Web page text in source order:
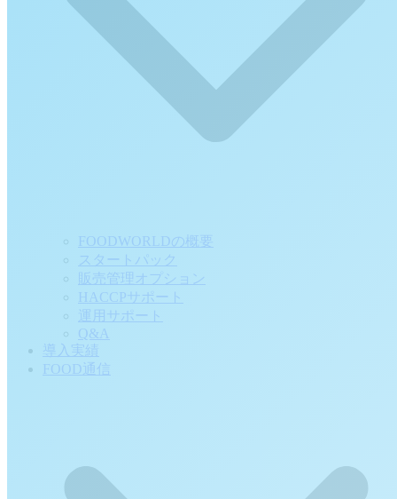
FOODWORLDの概要
スタートパック
販売管理オプション
HACCPサポート
運用サポート
Q&A
導入実績
FOOD通信